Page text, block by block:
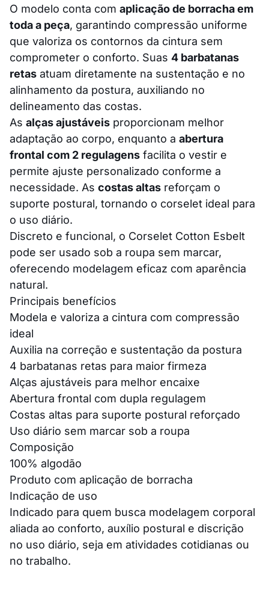
O modelo conta com aplicação de borracha em
toda a peça, garantindo compressão uniforme
que valoriza os contornos da cintura sem
comprometer o conforto. Suas 4 barbatanas
retas atuam diretamente na sustentação e no
alinhamento da postura, auxiliando no
delineamento das costas.
As alças ajustáveis proporcionam melhor
adaptação ao corpo, enquanto a abertura
frontal com 2 regulagens facilita o vestir e
permite ajuste personalizado conforme a
necessidade. As costas altas reforçam o
suporte postural, tornando o corselet ideal para
o uso diário.
Discreto e funcional, o Corselet Cotton Esbelt
pode ser usado sob a roupa sem marcar,
oferecendo modelagem eficaz com aparência
natural.
Principais benefícios
Modela e valoriza a cintura com compressão
ideal
Auxilia na correção e sustentação da postura
4 barbatanas retas para maior firmeza
Alças ajustáveis para melhor encaixe
Abertura frontal com dupla regulagem
Costas altas para suporte postural reforçado
Uso diário sem marcar sob a roupa
Composição
100% algodão
Produto com aplicação de borracha
Indicação de uso
Indicado para quem busca modelagem corporal
aliada ao conforto, auxílio postural e discrição
no uso diário, seja em atividades cotidianas ou
no trabalho.